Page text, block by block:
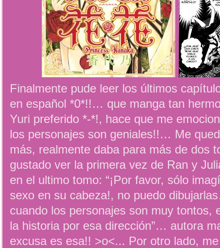
Finalmente pude leer los últimos
en español *0*!!… que manga tan
Yuri preferido *-*!, hace que me
los personajes son geniales!!… Me
más, realmente daba para más de dos
gustado ver la primera vez de Ran y
en el ultimo tomo: “¡Por favor, sólo
sexo en su cabeza!, no puedo
cuando los personajes son muy tontos,
la historia por esa dirección”… autora
excusa es esa!! >o<... Por otro lado,